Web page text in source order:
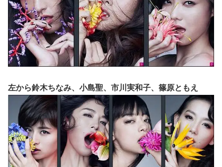
左から鈴木ちなみ、小島聖、市川実和子、篠原ともえ